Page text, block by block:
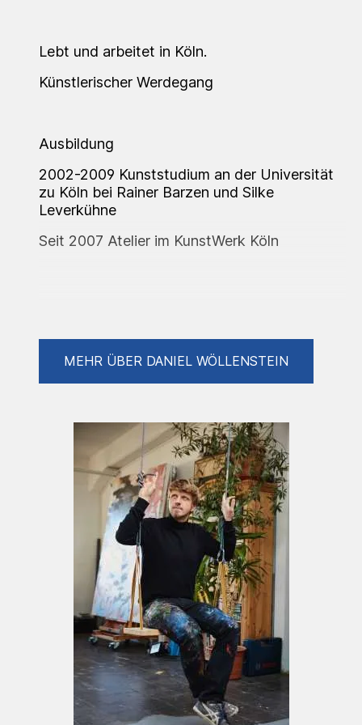
Lebt und arbeitet in Köln.
Künstlerischer Werdegang
Ausbildung
2002-2009 Kunststudium an der Universität
zu Köln bei Rainer Barzen und Silke
Leverkühne
Seit 2007 Atelier im KunstWerk Köln
2007 Blaumachen KunstWerk Köln
2008 Lange Nacht der Museen –
„Festprozessionen und Diodramen“
2008-2009 Darwin – Design und Gestaltung
einer KVB Bahn anlässlich des Darwinjahrs
2009 mit Studierenden der Universität zu
2011 „Fette Nager - Bello und Ich“ -
Museumsnacht - KunstWerk Köln
2016 nxnw Festival Kollaboration mit
Slobodan Kajkut „20 Interventionen“
2016 “Raum 500” - Ausstellung mit Olga
Jakob und Heike Simmer – nxnw Festival
2017 „HORST“ - KunstWerk Köln
MEHR ÜBER DANIEL WÖLLENSTEIN